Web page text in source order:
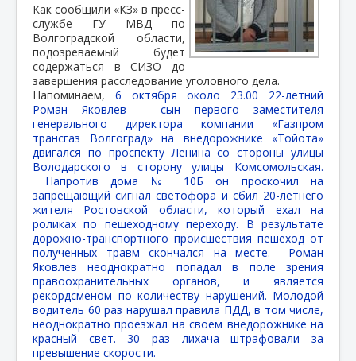
Как сообщили «КЗ» в пресс-
службе ГУ МВД по
Волгоградской области,
подозреваемый будет
содержаться в СИЗО до
завершения расследование уголовного дела.
Напоминаем, 6 октября около 23.00 22-летний
Роман Яковлев – сын первого заместителя
генерального директора компании «Газпром
трансгаз Волгоград» на внедорожнике «Тойота»
двигался по проспекту Ленина со стороны улицы
Володарского в сторону улицы Комсомольская.
Напротив дома № 10Б он проскочил на
запрещающий сигнал светофора и сбил 20-летнего
жителя Ростовской области, который ехал на
роликах по пешеходному переходу. В результате
дорожно-транспортного происшествия пешеход от
полученных травм скончался на месте. Роман
Яковлев неоднократно попадал в поле зрения
правоохранительных органов, и является
рекордсменом по количеству нарушений. Молодой
водитель 60 раз нарушал правила ПДД, в том числе,
неоднократно проезжал на своем внедорожнике на
красный свет. 30 раз лихача штрафовали за
превышение скорости.